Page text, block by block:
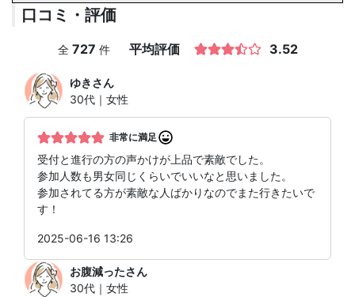
口コミ・評価
全 727 件 平均評価 3.52
ゆきさん
30代｜女性
非常に満足
受付と進行の方の声かけが上品で素敵でした。
参加人数も男女同じくらいでいいなと思いました。
参加されてる方が素敵な人ばかりなのでまた行きたいで
す！
2025-06-16 13:26
お腹減ったさん
30代｜女性